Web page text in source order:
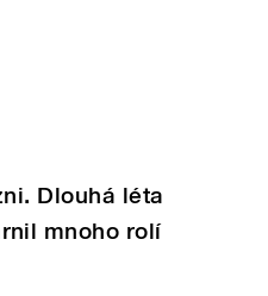
Dlouhá léta
mnoho rolí